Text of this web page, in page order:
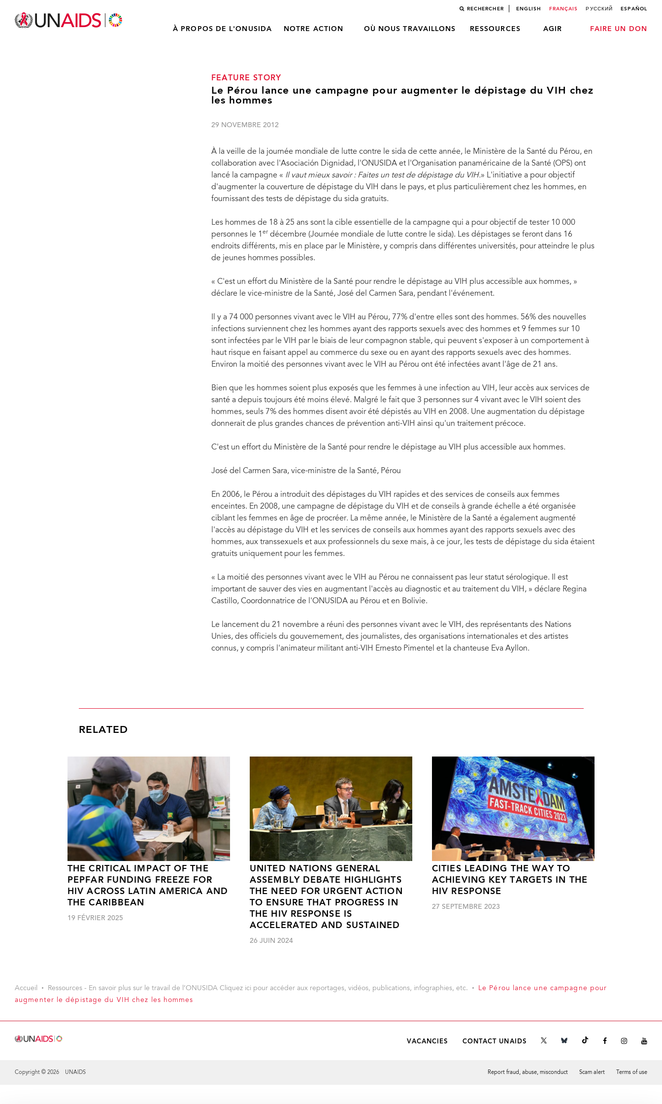
RECHERCHER ENGLISH FRANÇAIS РУССКИЙ ESPAÑOL
À PROPOS DE L'ONUSIDA NOTRE ACTION OÙ NOUS TRAVAILLONS RESSOURCES AGIR FAIRE UN DON
FEATURE STORY
Le Pérou lance une campagne pour augmenter le dépistage du VIH chez
les hommes
29 NOVEMBRE 2012
À la veille de la journée mondiale de lutte contre le sida de cette année, le Ministère de la Santé du Pérou, en
collaboration avec l'Asociación Dignidad, l'ONUSIDA et l'Organisation panaméricaine de la Santé (OPS) ont
lancé la campagne « Il vaut mieux savoir : Faites un test de dépistage du VIH.» L'initiative a pour objectif
d'augmenter la couverture de dépistage du VIH dans le pays, et plus particulièrement chez les hommes, en
fournissant des tests de dépistage du sida gratuits.
Les hommes de 18 à 25 ans sont la cible essentielle de la campagne qui a pour objectif de tester 10 000
personnes le 1 er décembre (Journée mondiale de lutte contre le sida). Les dépistages se feront dans 16
endroits différents, mis en place par le Ministère, y compris dans différentes universités, pour atteindre le plus
de jeunes hommes possibles.
« C'est un effort du Ministère de la Santé pour rendre le dépistage au VIH plus accessible aux hommes, »
déclare le vice-ministre de la Santé, José del Carmen Sara, pendant l'événement.
Il y a 74 000 personnes vivant avec le VIH au Pérou, 77% d'entre elles sont des hommes. 56% des nouvelles
infections surviennent chez les hommes ayant des rapports sexuels avec des hommes et 9 femmes sur 10
sont infectées par le VIH par le biais de leur compagnon stable, qui peuvent s'exposer à un comportement à
haut risque en faisant appel au commerce du sexe ou en ayant des rapports sexuels avec des hommes.
Environ la moitié des personnes vivant avec le VIH au Pérou ont été infectées avant l'âge de 21 ans.
Bien que les hommes soient plus exposés que les femmes à une infection au VIH, leur accès aux services de
santé a depuis toujours été moins élevé. Malgré le fait que 3 personnes sur 4 vivant avec le VIH soient des
hommes, seuls 7% des hommes disent avoir été dépistés au VIH en 2008. Une augmentation du dépistage
donnerait de plus grandes chances de prévention anti-VIH ainsi qu'un traitement précoce.
C'est un effort du Ministère de la Santé pour rendre le dépistage au VIH plus accessible aux hommes.
José del Carmen Sara, vice-ministre de la Santé, Pérou
En 2006, le Pérou a introduit des dépistages du VIH rapides et des services de conseils aux femmes
enceintes. En 2008, une campagne de dépistage du VIH et de conseils à grande échelle a été organisée
ciblant les femmes en âge de procréer. La même année, le Ministère de la Santé a également augmenté
l'accès au dépistage du VIH et les services de conseils aux hommes ayant des rapports sexuels avec des
hommes, aux transsexuels et aux professionnels du sexe mais, à ce jour, les tests de dépistage du sida étaient
gratuits uniquement pour les femmes.
« La moitié des personnes vivant avec le VIH au Pérou ne connaissent pas leur statut sérologique. Il est
important de sauver des vies en augmentant l'accès au diagnostic et au traitement du VIH, » déclare Regina
Castillo, Coordonnatrice de l'ONUSIDA au Pérou et en Bolivie.
Le lancement du 21 novembre a réuni des personnes vivant avec le VIH, des représentants des Nations
Unies, des officiels du gouvernement, des journalistes, des organisations internationales et des artistes
connus, y compris l'animateur militant anti-VIH Ernesto Pimentel et la chanteuse Eva Ayllon.
RELATED
THE CRITICAL IMPACT OF THE
PEPFAR FUNDING FREEZE FOR
HIV ACROSS LATIN AMERICA AND
THE CARIBBEAN
19 FÉVRIER 2025
UNITED NATIONS GENERAL
ASSEMBLY DEBATE HIGHLIGHTS
THE NEED FOR URGENT ACTION
TO ENSURE THAT PROGRESS IN
THE HIV RESPONSE IS
ACCELERATED AND SUSTAINED
26 JUIN 2024
CITIES LEADING THE WAY TO
ACHIEVING KEY TARGETS IN THE
HIV RESPONSE
27 SEPTEMBRE 2023
Accueil Ressources - En savoir plus sur le travail de l’ONUSIDA Cliquez ici pour accéder aux reportages, vidéos, publications, infographies, etc.
Le Pérou lance une campagne pour
augmenter le dépistage du VIH chez les hommes
VACANCIES CONTACT UNAIDS
Copyright © 2026 UNAIDS Report fraud, abuse, misconduct Scam alert Terms of use